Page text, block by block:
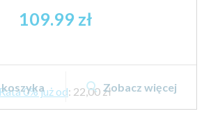
109.99 zł
Rata 0% już od: 22,00 złZobacz więcej